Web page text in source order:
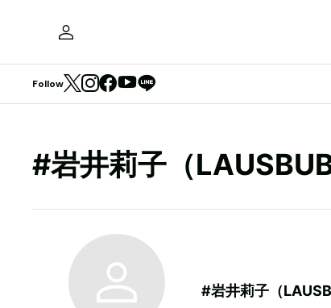
Follow
#岩井莉子（LAUSBUB
#岩井莉子（